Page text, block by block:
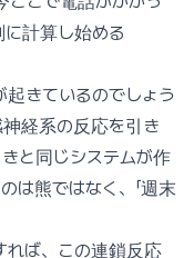
に計算し始める
きているのでしょう
神経系の反応を引き
と同じシステムが作
は熊ではなく、「週末
れば、この連鎖反応